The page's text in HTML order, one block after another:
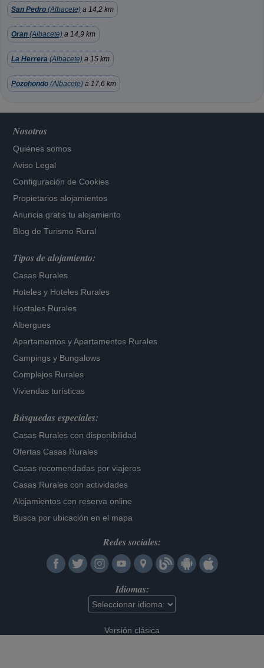
San Pedro (Albacete) a 14,2 km
Oran (Albacete) a 14,9 km
La Herrera (Albacete) a 15 km
Pozohondo (Albacete) a 17,6 km
Nosotros
Quiénes somos
Aviso Legal
Configuración de Cookies
Propietarios alojamientos
Anuncia gratis tu alojamiento
Blog de Turismo Rural
Tipos de alojamiento:
Casas Rurales
Hoteles y Hoteles Rurales
Hostales Rurales
Albergues
Apartamentos yApartamentos Rurales
Campings y Bungalows
Complejos Rurales
Viviendas turísticas
Búsquedas especiales:
Casas Rurales con disponibilidad
Ofertas Casas Rurales
Casas recomendadas por viajeros
Casas Rurales con actividades
Alojamientos con reserva online
Busca por ubicación en el mapa
Redes sociales:
Idiomas:
Versión clásica